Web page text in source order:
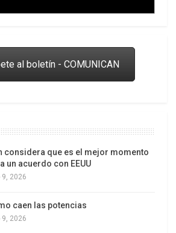
la espalda a Trump
al boletín - COMUNICAN
considera que es el mejor momento
un acuerdo con EEUU
9, 2026
caen las potencias
9, 2026